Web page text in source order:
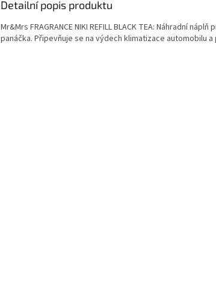
Detailní popis produktu
Mr&Mrs FRAGRANCE NIKI REFILL BLACK TEA: Náhradní
panáčka. Připevňuje se na výdech klimatizace automobilu